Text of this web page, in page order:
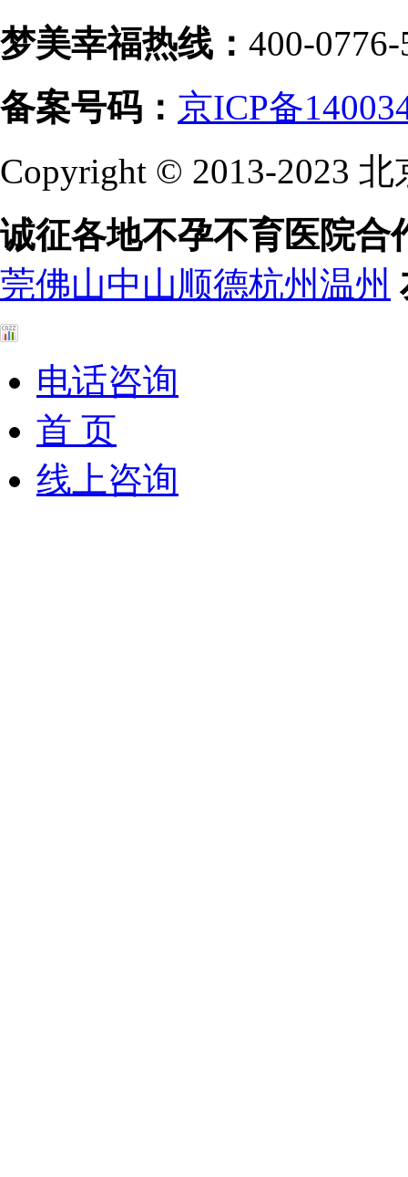
梦美幸福热线： 400-0776-
备案号码： 京ICP备
Copyright © 2013-2023
诚征各地不孕不育医院合
莞佛山中山顺德杭州温州
电话咨询
首 页
线上咨询